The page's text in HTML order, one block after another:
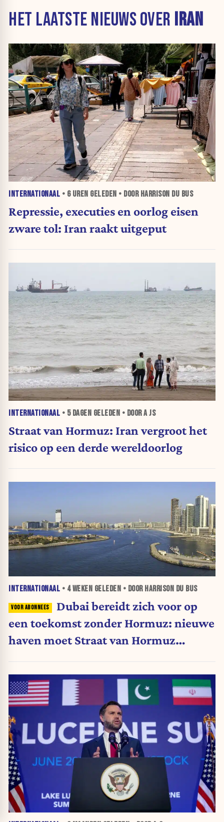
HET LAATSTE NIEUWS OVER IRAN
INTERNATIONAAL • 6 UREN GELEDEN • DOOR HARRISON DU BUS
Repressie, executies en oorlog eisen
zware tol: Iran raakt uitgeput
INTERNATIONAAL • 5 DAGEN GELEDEN • DOOR A JS
Straat van Hormuz: Iran vergroot het
risico op een derde wereldoorlog
INTERNATIONAAL • 4 WEKEN GELEDEN • DOOR HARRISON DU BUS
Dubai bereidt zich voor op
een toekomst zonder Hormuz: nieuwe
haven moet Straat van Hormuz